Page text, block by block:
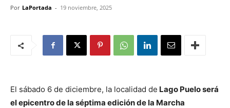
Por LaPortada - 19 noviembre, 2025
El sábado 6 de diciembre, la localidad de Lago Puelo será
el epicentro de la séptima edición de la Marcha